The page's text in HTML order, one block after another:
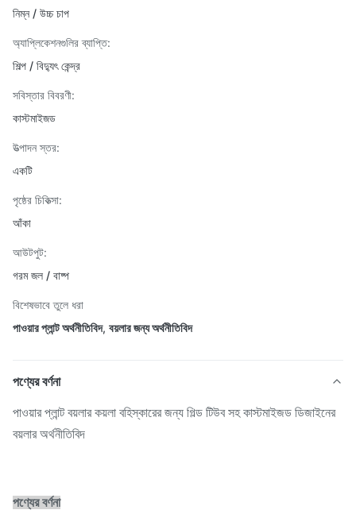
নিম্ন / উচ্চ চাপ
অ্যাপ্লিকেশনগুলির ব্যাপ্তি:
শিল্প / বিদ্যুৎ কেন্দ্র
সবিস্তার বিবরণী:
কাস্টমাইজড
উত্পাদন স্তর:
একটি
পৃষ্ঠের চিকিত্সা:
আঁকা
আউটপুট:
গরম জল / বাষ্প
বিশেষভাবে তুলে ধরা
পাওয়ার প্লান্ট অর্থনীতিবিদ, বয়লার জন্য অর্থনীতিবিদ
পণ্যের বর্ণনা
পাওয়ার প্লান্ট বয়লার কয়লা বহিস্কারের জন্য গিল্ড টিউব সহ কাস্টমাইজড ডিজাইনের
বয়লার অর্থনীতিবিদ
পণ্যের বর্ণনা